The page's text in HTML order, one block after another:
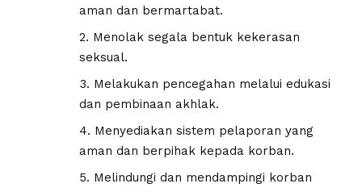
aman dan bermartabat.
Menolak segala bentuk kekerasan
seksual.
Melakukan pencegahan melalui edukasi
dan pembinaan akhlak.
Menyediakan sistem pelaporan yang
aman dan berpihak kepada korban.
Melindungi dan mendampingi korban